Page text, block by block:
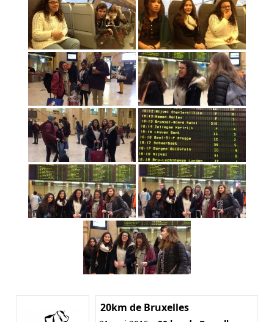
20km de Bruxelles